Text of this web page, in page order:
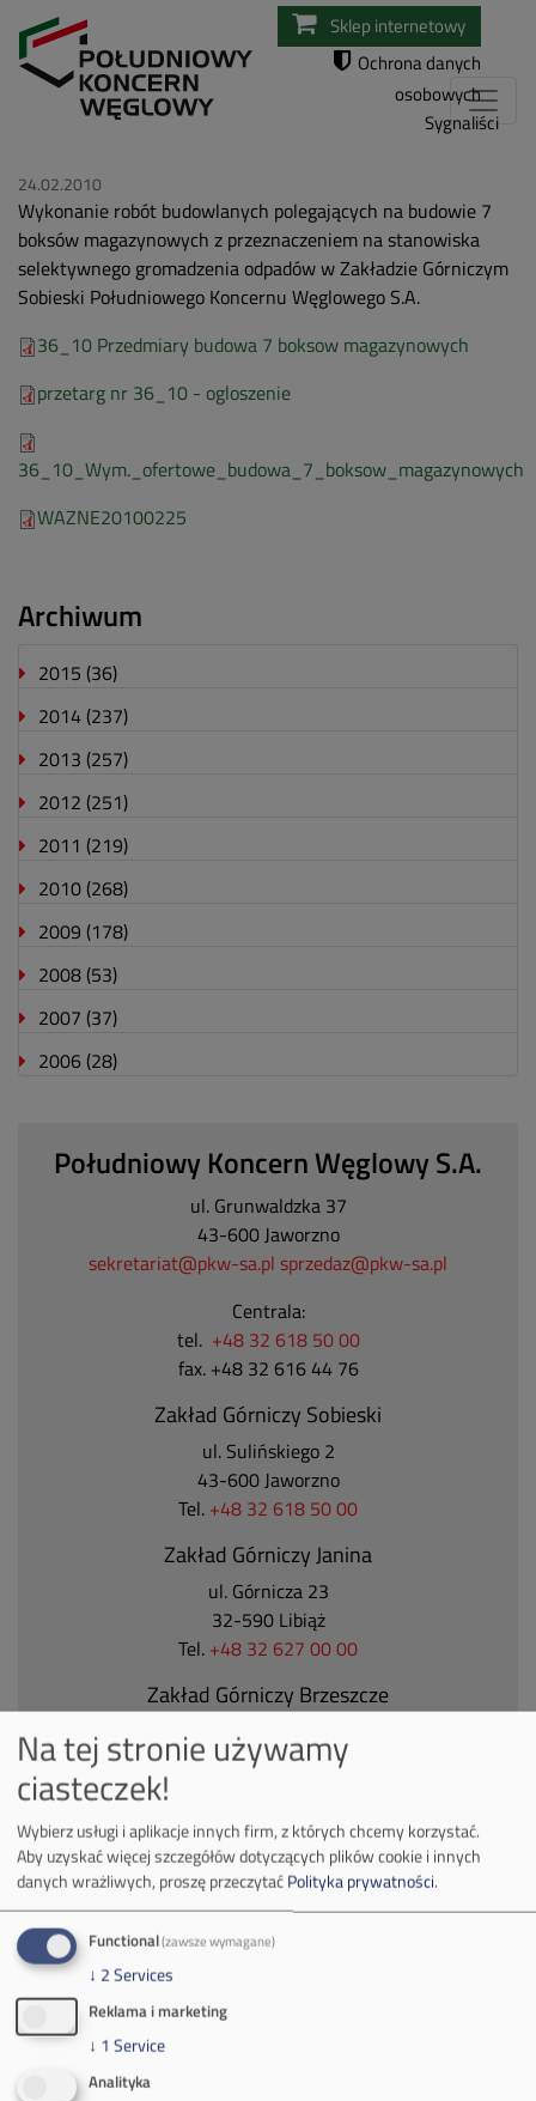
Przejdź
do
Sklep internetowy
Ochrona danych
osobowych
Sygnaliści
24.02.2010
Wykonanie robót budowlanych polegających na budowie 7
boksów magazynowych z przeznaczeniem na stanowiska
selektywnego gromadzenia odpadów w Zakładzie Górniczym
Sobieski Południowego Koncernu Węglowego S.A.
36_10 Przedmiary budowa 7 boksow magazynowych
przetarg nr 36_10 - ogloszenie
36_10_Wym._ofertowe_budowa_7_boksow_magazynowych
WAZNE20100225
Archiwum
2015 (36)
2014 (237)
2013 (257)
2012 (251)
2011 (219)
2010 (268)
2009 (178)
2008 (53)
2007 (37)
2006 (28)
Południowy Koncern Węglowy S.A.
ul. Grunwaldzka 37
43-600 Jaworzno
sekretariat@pkw-sa.pl sprzedaz@pkw-sa.pl
Centrala:
tel. +48 32 618 50 00
fax. +48 32 616 44 76
Zakład Górniczy Sobieski
ul. Sulińskiego 2
43-600 Jaworzno
Tel. +48 32 618 50 00
Zakład Górniczy Janina
ul. Górnicza 23
32-590 Libiąż
Tel. +48 32 627 00 00
Zakład Górniczy Brzeszcze
Kościuszki 1
32-620 Brzeszcze
Kontakt dla mediów:
mail:media@pkw-sa.pl
tel.:+48 32 618 56 02
(poniedziałek-piątek 7:00-15:00)
Na tej stronie używamy
ciasteczek!
Wybierz usługi i aplikacje innych firm, z których chcemy korzystać.
Aby uzyskać więcej szczegółów dotyczących plików cookie i innych
danych wrażliwych, proszę przeczytaćPolityka prywatności.
Functional(zawsze wymagane)
↓ 2Services
Reklama i marketing
↓ 1 Service
Analityka